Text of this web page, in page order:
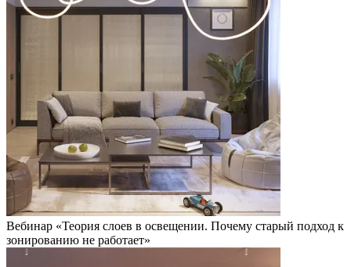
Вебинар «Теория слоев в освещении. Почему старый подход к
зонированию не работает»